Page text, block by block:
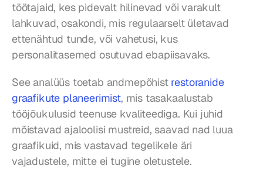
töötajaid, kes pidevalt hilinevad või varakult
lahkuvad, osakondi, mis regulaarselt ületavad
ettenähtud tunde, või vahetusi, kus
personalitasemed osutuvad ebapiisavaks.
See analüüs toetab andmepõhist restoranide
graafikute planeerimist, mis tasakaalustab
tööjõukulusid teenuse kvaliteediga. Kui juhid
mõistavad ajaloolisi mustreid, saavad nad luua
graafikuid, mis vastavad tegelikele äri
vajadustele, mitte ei tugine oletustele.